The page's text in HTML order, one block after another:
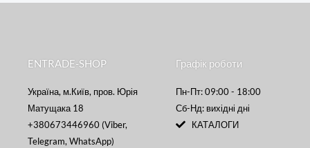
ENTRADE-SHOP
Україна, м.Київ, пров. Юрія
Матущака 18
+380673446960 (Viber,
Telegram, WhatsApp)
Графік роботи
Пн-Пт: 09:00 - 18:00
Сб-Нд: вихідні дні
КАТАЛОГИ